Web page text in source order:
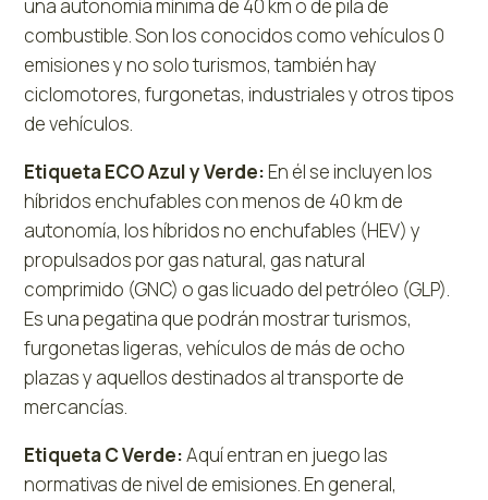
una autonomía mínima de 40 km o de pila de
combustible. Son los conocidos como vehículos 0
emisiones y no solo turismos, también hay
ciclomotores, furgonetas, industriales y otros tipos
de vehículos.
Etiqueta ECO Azul y Verde:En él se incluyen los
híbridos enchufables con menos de 40 km de
autonomía, los híbridos no enchufables (HEV) y
propulsados por gas natural, gas natural
comprimido (GNC) o gas licuado del petróleo (GLP).
Es una pegatina que podrán mostrar turismos,
furgonetas ligeras, vehículos de más de ocho
plazas y aquellos destinados al transporte de
mercancías.
Etiqueta C Verde:Aquí entran en juego las
normativas de nivel de emisiones. En general,